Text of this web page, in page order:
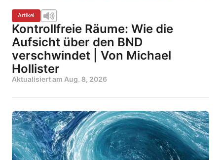
Artikel
Kontrollfreie Räume: Wie die
Aufsicht über den BND
verschwindet | Von Michael
Hollister
Aktualisiert am Aug. 8, 2026